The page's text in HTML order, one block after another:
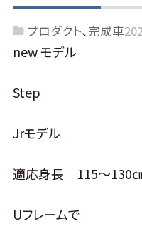
プロダクト 完成車
new モデル
Step
Jrモデル
適応身長 115～130
Uフレームで